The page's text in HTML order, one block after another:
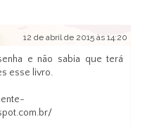
12 de abril de 2015 às 14:20
e não sabia que terá
esse livro.